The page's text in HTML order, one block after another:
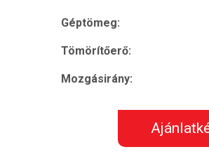
Géptömeg:
Tömörítőerő:
Mozgásirány: